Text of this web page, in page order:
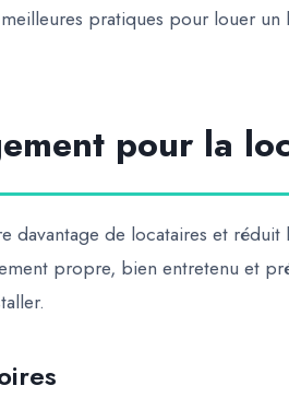
meilleures pratiques pour louer
pour la
davantage de locataires et
propre, bien entretenu et